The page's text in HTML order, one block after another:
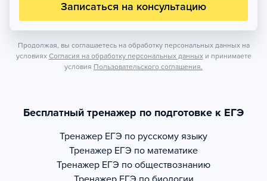
Записаться на консультацию
Продолжая, вы соглашаетесь на обработку персональных данных на
условиях Согласия на обработку персональных данных и принимаете
условия Пользовательского соглашения.
Бесплатный тренажер по подготовке к ЕГЭ
Тренажер ЕГЭ по русскому языку
Тренажер ЕГЭ по математике
Тренажер ЕГЭ по обществознанию